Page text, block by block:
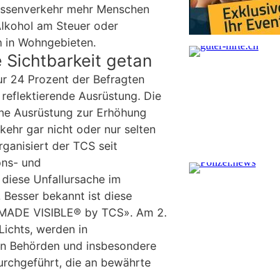
mehr Menschen
am Steuer oder
Wohngebieten.
Sichtbarkeit getan
24 Prozent der Befragten
Ausrüstung. Die
Ausrüstung zur Erhöhung
gar nicht oder nur selten
der TCS seit
und
Unfallursache im
bekannt ist diese
VISIBLE® by TCS». Am 2.
werden in
Behörden und insbesondere
die an bewährte